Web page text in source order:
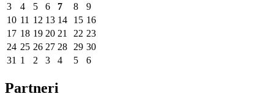
3
4 5 6 7 8
9
10 11 12 13 14 15 16
17 18 19 20 21 22 23
24 25 26 27 28 29 30
31 1 2 3 4 5 6
Partneri